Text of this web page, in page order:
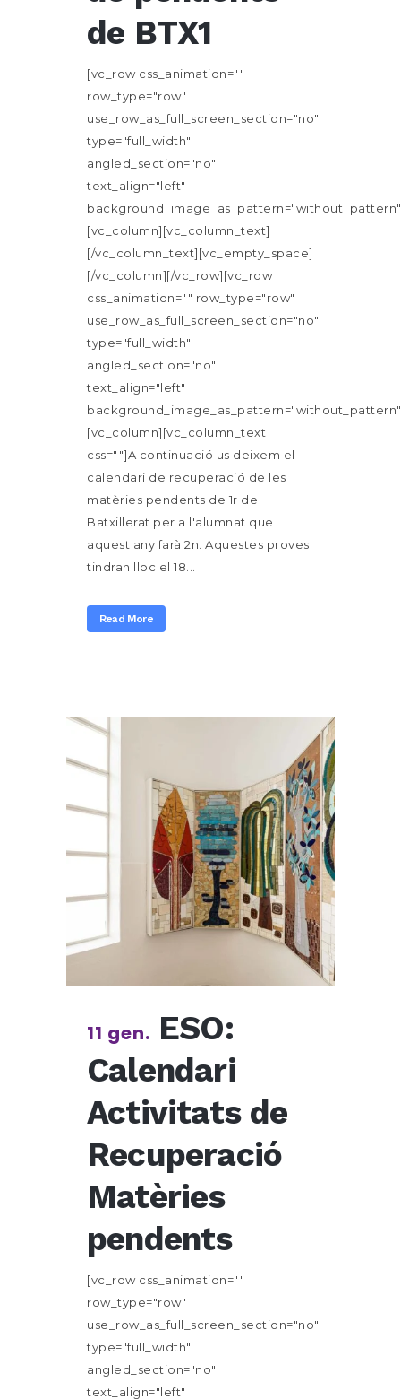
de BTX1
[vc_row css_animation=""
row_type="row"
use_row_as_full_screen_section="no"
type="full_width"
angled_section="no"
text_align="left"
[vc_column][vc_column_text]
[/vc_column_text][vc_empty_space]
[/vc_column][/vc_row][vc_row
css_animation="" row_type="row"
use_row_as_full_screen_section="no"
type="full_width"
angled_section="no"
text_align="left"
[vc_column][vc_column_text
css=""]A continuació us deixem el
calendari de recuperació de les
matèries pendents de 1r de
Batxillerat per a l'alumnat que
aquest any farà 2n. Aquestes proves
tindran lloc el 18...
Read More
11 gen. ESO:
Calendari
Activitats de
Recuperació
Matèries
pendents
[vc_row css_animation=""
row_type="row"
use_row_as_full_screen_section="no"
type="full_width"
angled_section="no"
text_align="left"